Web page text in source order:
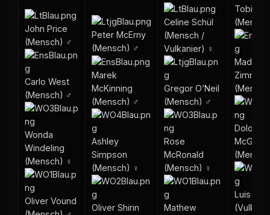
John Price
(Mensch) ♂
Carlo West
(Mensch) ♂
Wonda
Windeling
(Mensch) ♀
Oliver Vound
Peter McErny
(Mensch) ♂
Marek
McKinning
(Mensch) ♂
Ashley
Simpson
(Mensch) ♀
Oliver Shirin
Celine Schül
(Mensch /
Vulkanier) ♀
Gregor O’Neil
(Mensch) ♂
Rose
McRonald
(Mensch) ♀
Mathew
Tobias
Madlen
Doloris
Luis